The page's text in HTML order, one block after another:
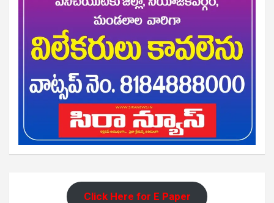
Click Here for E Paper